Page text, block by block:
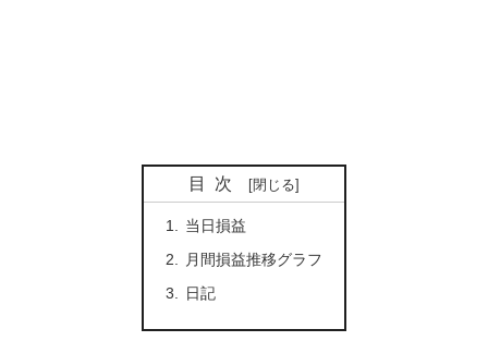
目次
当日損益
月間損益推移グラフ
日記